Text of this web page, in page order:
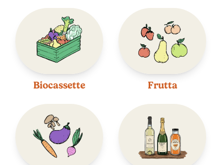
Biocassette Frutta